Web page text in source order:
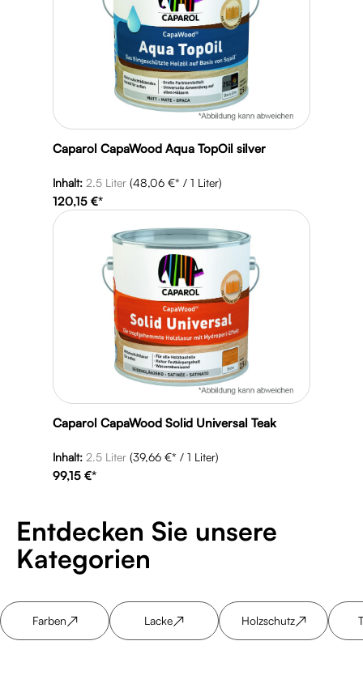
Caparol CapaWood Aqua TopOil silver
Inhalt: 2.5 Liter (48,06 €* / 1 Liter)
120,15 €*
Caparol CapaWood Solid Universal Teak
Inhalt: 2.5 Liter (39,66 €* / 1 Liter)
99,15 €*
Entdecken Sie unsere
Kategorien
Farben↗ Lacke↗ Holzschutz↗